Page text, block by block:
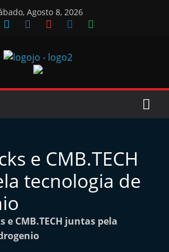
Agosto 8, 2026
Jornal
Oficinas
o
n
a
e CMB.TECH
tecnologia de